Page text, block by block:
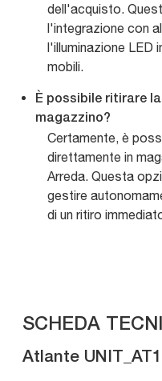
dell'acquisto.
l'integrazione con
l'illuminazione LED
mobili.
È possibile ritirare
magazzino?
Certamente, è
direttamente in
Arreda. Questa
gestire
di un ritiro
SCHEDA
Atlante